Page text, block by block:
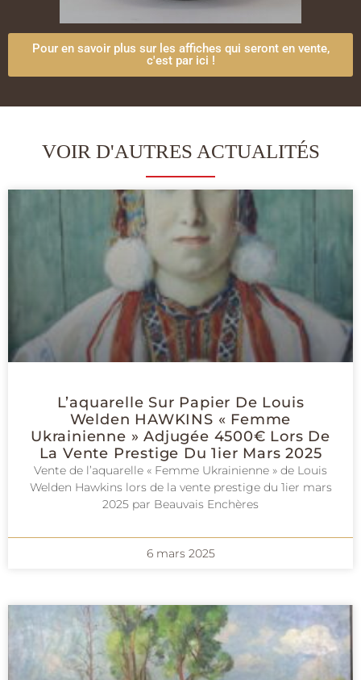
Pour en savoir plus sur les affiches qui seront en vente,
c'est par ici !
VOIR D'AUTRES ACTUALITÉS
L’aquarelle Sur Papier De Louis
Welden HAWKINS « Femme
Ukrainienne » Adjugée 4500€ Lors De
La Vente Prestige Du 1ier Mars 2025
Vente de l’aquarelle « Femme Ukrainienne » de Louis
Welden Hawkins lors de la vente prestige du 1ier mars
2025 par Beauvais Enchères
6 mars 2025